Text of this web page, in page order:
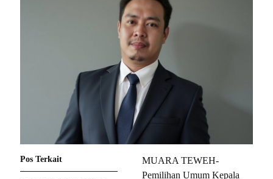
MUARA TEWEH-
Pemilihan Umum Kepala
Pos Terkait